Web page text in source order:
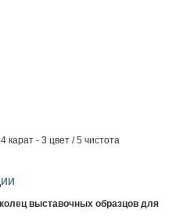
карат - 3 цвет / 5 чистота
выставочных образцов для